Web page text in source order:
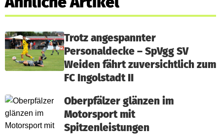
Trotz angespannter
Personaldecke – SpVgg SV
Weiden fährt zuversichtlich zum
FC Ingolstadt II
Oberpfälzer glänzen im
Motorsport mit
Spitzenleistungen